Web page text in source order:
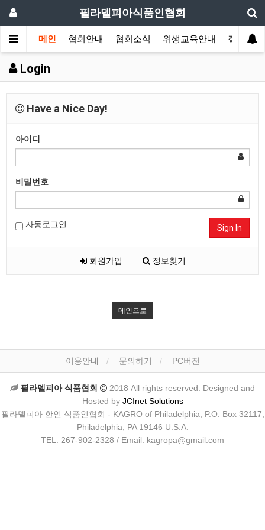
필라델피아식품인협회
메인 협회안내 협회소식 위생교육안내 질의답변
Login
Have a Nice Day!
아이디
비밀번호
자동로그인 Sign In
회원가입 정보찾기
메인으로
이용안내 문의하기 PC버전
필라델피아 식품협회
2018 All rights reserved. Designed and
Hosted by JCInet Solutions
필라델피아 한인 식품인협회 - KAGRO of Philadelphia, P.O. Box 32117,
Philadelphia, PA 19146 U.S.A.
TEL: 267-902-2328 / Email: kagropa@gmail.com